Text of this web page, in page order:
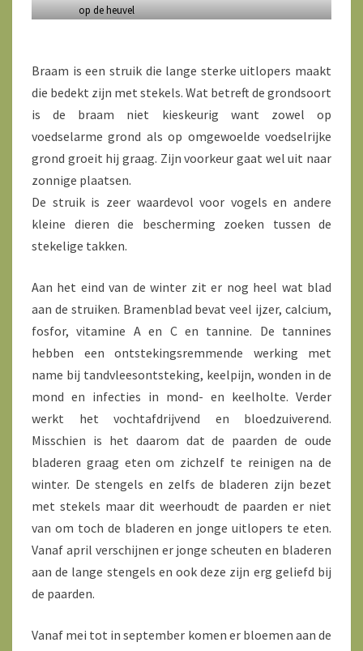
op de heuvel
Braam is een struik die lange sterke uitlopers maakt
die bedekt zijn met stekels. Wat betreft de grondsoort
is de braam niet kieskeurig want zowel op
voedselarme grond als op omgewoelde voedselrijke
grond groeit hij graag. Zijn voorkeur gaat wel uit naar
zonnige plaatsen.
De struik is zeer waardevol voor vogels en andere
kleine dieren die bescherming zoeken tussen de
stekelige takken.
Aan het eind van de winter zit er nog heel wat blad
aan de struiken. Bramenblad bevat veel ijzer, calcium,
fosfor, vitamine A en C en tannine. De tannines
hebben een ontstekingsremmende werking met
name bij tandvleesontsteking, keelpijn, wonden in de
mond en infecties in mond- en keelholte. Verder
werkt het vochtafdrijvend en bloedzuiverend.
Misschien is het daarom dat de paarden de oude
bladeren graag eten om zichzelf te reinigen na de
winter. De stengels en zelfs de bladeren zijn bezet
met stekels maar dit weerhoudt de paarden er niet
van om toch de bladeren en jonge uitlopers te eten.
Vanaf april verschijnen er jonge scheuten en bladeren
aan de lange stengels en ook deze zijn erg geliefd bij
de paarden.
Vanaf mei tot in september komen er bloemen aan de